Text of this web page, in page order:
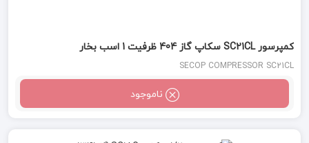
کمپرسور SC21CL سکاپ گاز 404 ظرفیت 1 اسب بخار
SECOP COMPRESSOR SC21CL
ناموجود